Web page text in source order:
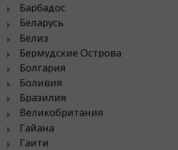
Барбадос
Беларусь
Белиз
Бермудские Острова
Болгария
Боливия
Бразилия
Великобритания
Гайана
Гаити